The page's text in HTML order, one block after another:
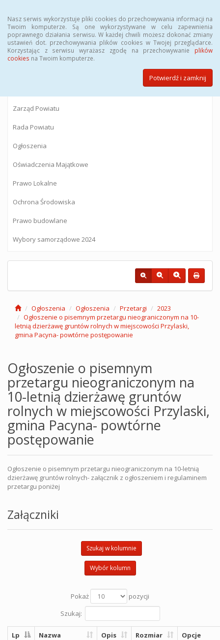
Nasz serwis wykorzystuje pliki cookies do przechowywania informacji na
Twoim komputerze. Są one wykorzystywane w celu zapewnienia
poprawnego działania serwisu. W każdej chwili możesz dokonać zmiany
ustawień dot. przechowywania plików cookies w Twojej przeglądarce.
Korzystając z serwisu wyrażasz zgodę na przechowywanie plików
cookies na Twoim komputerze.
Potwierdź i zamknij
BIULETYN INFORMACJI PUBLICZNEJ
Starostwa Powiatowego w Gostyninie
Zarząd Powiatu
Rada Powiatu
Ogłoszenia
Oświadczenia Majątkowe
Prawo Lokalne
Ochrona Środowiska
Prawo budowlane
Wybory samorządowe 2024
Ogłoszenia Ogłoszenia Przetargi
2023
Ogłoszenie o pisemnym przetargu nieograniczonym na 10-
letnią dzierżawę gruntów rolnych w miejscowości Przylaski,
gmina Pacyna- powtórne postępowanie
Ogłoszenie o pisemnym
przetargu nieograniczonym na
10-letnią dzierżawę gruntów
rolnych w miejscowości Przylaski,
gmina Pacyna- powtórne
postępowanie
Ogłoszenie o pisemnym przetargu nieograniczonym na 10-letnią
dzierżawę gruntów rolnych- załącznik z ogłoszeniem i regulaminem
przetargu poniżej
Załączniki
Szukaj w kolumnie
Wybór kolumn
Pokaż
pozycji
Szukaj:
Lp Nazwa Opis Rozmiar Opcje